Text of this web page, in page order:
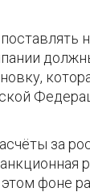
за
фоне